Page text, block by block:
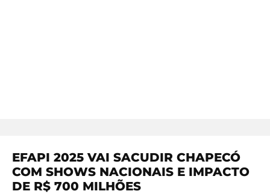
EFAPI 2025 VAI SACUDIR CHAPECÓ
COM SHOWS NACIONAIS E IMPACTO
DE R$ 700 MILHÕES